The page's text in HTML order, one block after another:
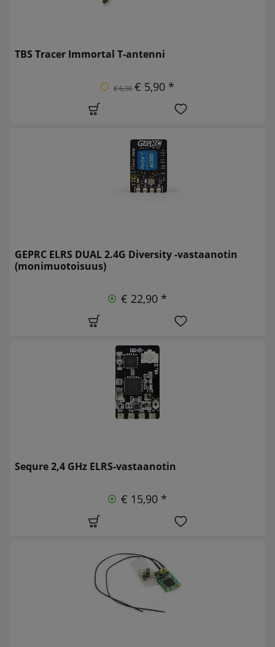
TBS Tracer Immortal T-antenni
€ 6,90 € 5,90 *
GEPRC ELRS DUAL 2.4G Diversity -vastaanotin
(monimuotoisuus)
€ 22,90 *
Sequre 2,4 GHz ELRS-vastaanotin
€ 15,90 *